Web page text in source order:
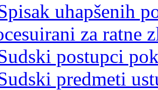
uhapšenih
za ratne
postupci
predmeti